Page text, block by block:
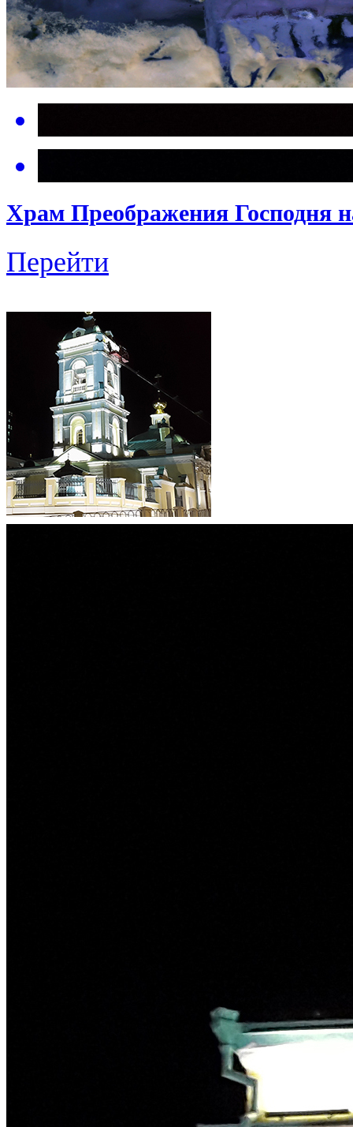
Храм Преображения Господня
Перейти